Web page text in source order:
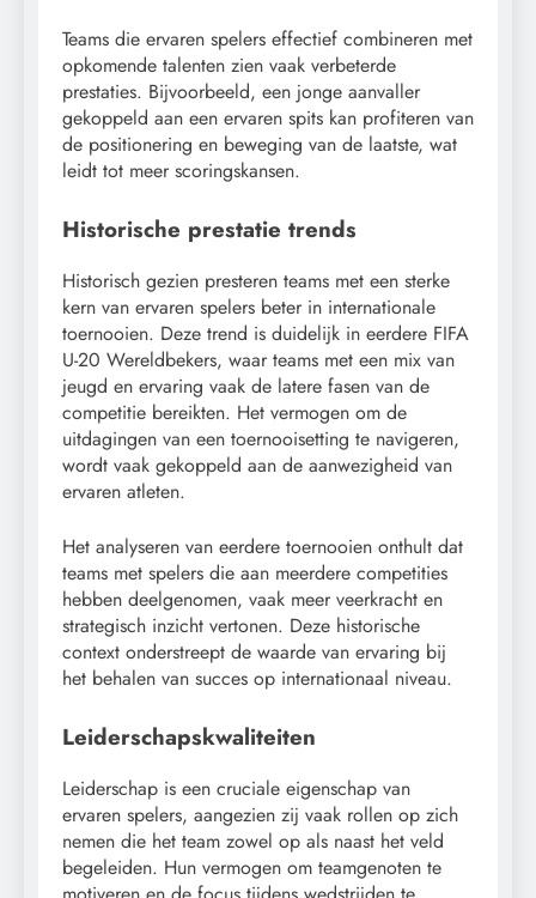
Teams die ervaren spelers effectief combineren met
opkomende talenten zien vaak verbeterde
prestaties. Bijvoorbeeld, een jonge aanvaller
gekoppeld aan een ervaren spits kan profiteren van
de positionering en beweging van de laatste, wat
leidt tot meer scoringskansen.
Historische prestatie trends
Historisch gezien presteren teams met een sterke
kern van ervaren spelers beter in internationale
toernooien. Deze trend is duidelijk in eerdere FIFA
U-20 Wereldbekers, waar teams met een mix van
jeugd en ervaring vaak de latere fasen van de
competitie bereikten. Het vermogen om de
uitdagingen van een toernooisetting te navigeren,
wordt vaak gekoppeld aan de aanwezigheid van
ervaren atleten.
Het analyseren van eerdere toernooien onthult dat
teams met spelers die aan meerdere competities
hebben deelgenomen, vaak meer veerkracht en
strategisch inzicht vertonen. Deze historische
context onderstreept de waarde van ervaring bij
het behalen van succes op internationaal niveau.
Leiderschapskwaliteiten
Leiderschap is een cruciale eigenschap van
ervaren spelers, aangezien zij vaak rollen op zich
nemen die het team zowel op als naast het veld
begeleiden. Hun vermogen om teamgenoten te